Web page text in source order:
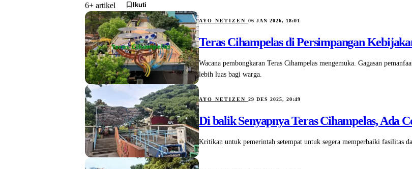
6+ artikel Ikuti
AYO NETIZEN06 JAN 2026, 18:01
Teras Cihampelas di Persimpangan
Wacana pembongkaran Teras Cihampelas mengemuka. Gagasan
lebih luas bagi warga.
AYO NETIZEN29 DES 2025, 20:49
Di balik Senyapnya Teras Cihampelas, Ada
Kritikan untuk pemerintah setempat untuk segera memperbaiki fasilitas